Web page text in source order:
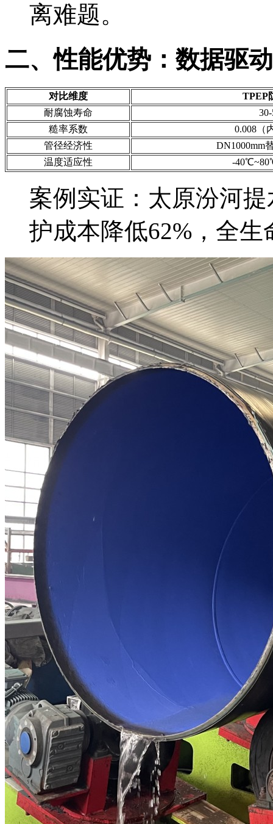
离难题。
二、性能优势：数据驱
对比维度
TPEP
耐腐蚀寿命
糙率系数
0.008（
管径经济性
DN1000mm
温度适应性
-
案例实证：太原汾河
护成本降低62%，全